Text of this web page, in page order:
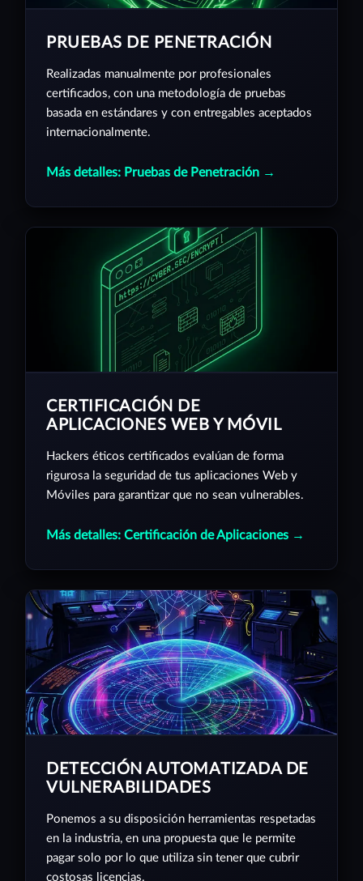
PRUEBAS DE PENETRACIÓN
Realizadas manualmente por profesionales
certificados, con una metodología de pruebas
basada en estándares y con entregables aceptados
internacionalmente.
Más detalles: Pruebas de Penetración →
CERTIFICACIÓN DE
APLICACIONES WEB Y MÓVIL
Hackers éticos certificados evalúan de forma
rigurosa la seguridad de tus aplicaciones Web y
Móviles para garantizar que no sean vulnerables.
Más detalles: Certificación de Aplicaciones →
DETECCIÓN AUTOMATIZADA DE
VULNERABILIDADES
Ponemos a su disposición herramientas respetadas
en la industria, en una propuesta que le permite
pagar solo por lo que utiliza sin tener que cubrir
costosas licencias.